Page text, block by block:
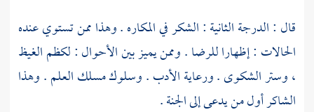
قال : الدرجة الثانية : الشكر في المكاره . وهذا ممن تستوي عنده
الحالات : إظهارا للرضا . وممن يميز بين الأحوال : لكظم الغيظ
، وستر الشكوى . ورعاية الأدب . وسلوك مسلك العلم . وهذا
الشاكر أول من يدعى إلى الجنة .